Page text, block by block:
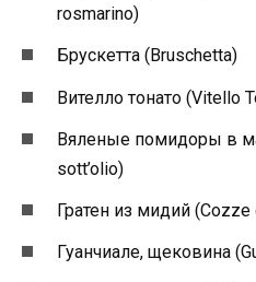
rosmarino)
Брускетта (Bruschetta)
Вителло тонато (Vitello
Вяленые помидоры в
sott’olio)
Гратен из мидий (Cozze
Гуанчиале, щековина